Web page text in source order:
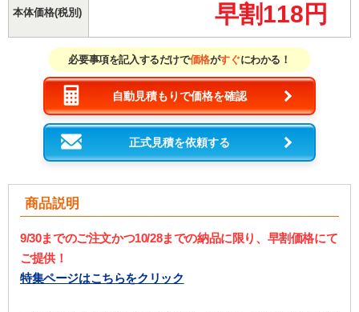
本体価格(税別) 早割118円
必要事項を記入するだけで価格がすぐにわかる！
自動見積もりで価格を確認
正式見積を依頼する
商品説明
9/30までのご注文かつ10/28までの納品に限り、早割価格にて
ご提供！
特集ページはこちらをクリック